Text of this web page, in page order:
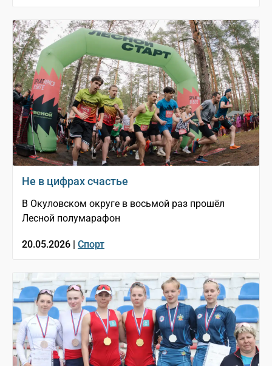
Не в цифрах счастье
В Окуловском округе в восьмой раз прошёл
Лесной полумарафон
20.05.2026 | Спорт